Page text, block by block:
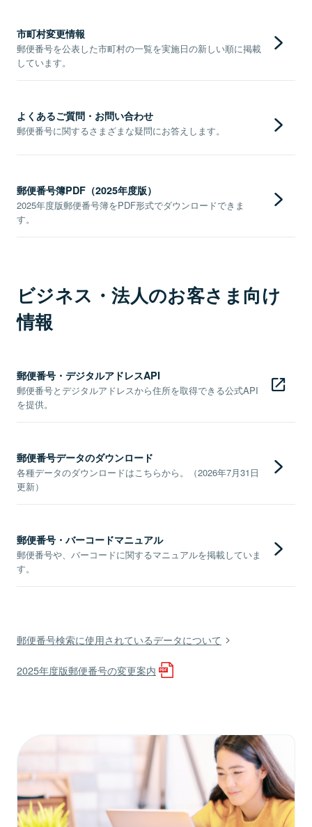
市町村変更情報
郵便番号を公表した市町村の一覧を実施日の新しい順に掲載
しています。
よくあるご質問・お問い合わせ
郵便番号に関するさまざまな疑問にお答えします。
郵便番号簿PDF（2025年度版）
2025年度版郵便番号簿をPDF形式でダウンロードできま
す。
ビジネス・法人のお客さま向け
情報
郵便番号・デジタルアドレスAPI
郵便番号とデジタルアドレスから住所を取得できる公式API
を提供。
郵便番号データのダウンロード
各種データのダウンロードはこちらから。（2026年7月31日
更新）
郵便番号・バーコードマニュアル
郵便番号や、バーコードに関するマニュアルを掲載していま
す。
郵便番号検索に使用されているデータについて
2025年度版郵便番号の変更案内